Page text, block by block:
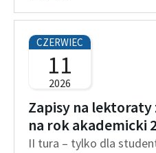
CZERWIEC
11
2026
Zapisy na lektoraty
na rok akademicki
II tura – tylko dla